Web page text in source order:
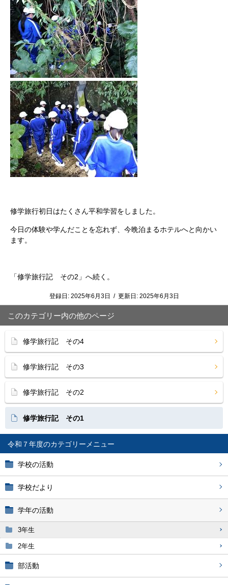
令和７年度
学校の活動
学校だより
学年の活動
3年生
2年生
部活動
修学旅行初日はたくさん平和学習をしました。
今日の体験や学んだことを忘れず、今晩泊まるホテルへと向かい
ます。
「修学旅行記 その2」へ続く。
登録日: 2025年6月3日 / 更新日: 2025年6月3日
このカテゴリー内の他のページ
修学旅行記 その4
修学旅行記 その3
修学旅行記 その2
修学旅行記 その1